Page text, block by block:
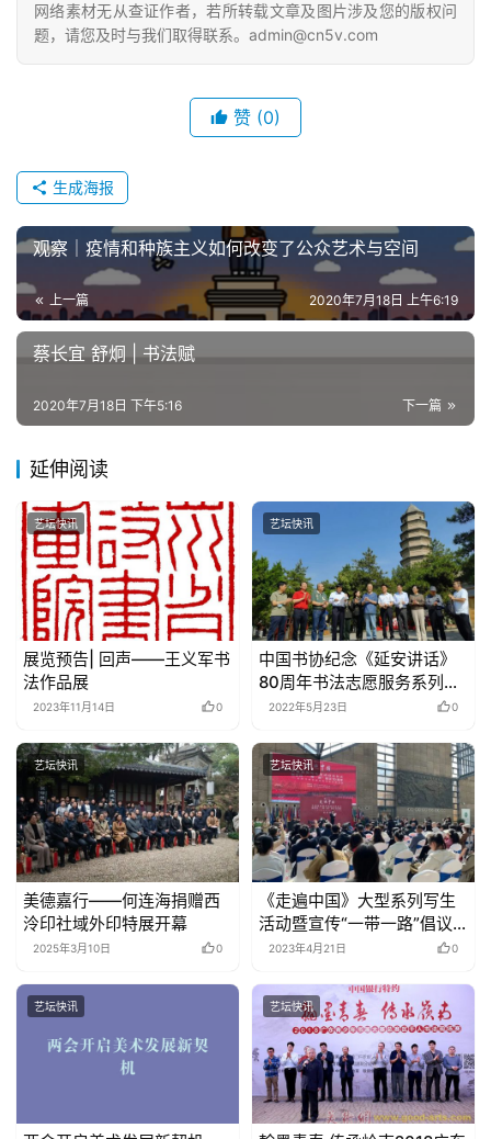
网络素材无从查证作者，若所转载文章及图片涉及您的版权问
题，请您及时与我们取得联系。admin@cn5v.com
赞 (0)
生成海报
观察｜疫情和种族主义如何改变了公众艺术与空间
上一篇 2020年7月18日 上午6:19
蔡长宜 舒炯 | 书法赋
下一篇
2020年7月18日 下午5:16
延伸阅读
艺坛快讯
展览预告| 回声——王义军书
法作品展
2023年11月14日 0
艺坛快讯
中国书协纪念《延安讲话》
80周年书法志愿服务系列活
动延安举行
2022年5月23日 0
艺坛快讯
美德嘉行——何连海捐赠西
泠印社域外印特展开幕
2025年3月10日 0
艺坛快讯
《走遍中国》大型系列写生
活动暨宣传“一带一路”倡议
十周年启动
2023年4月21日 0
艺坛快讯 艺坛快讯